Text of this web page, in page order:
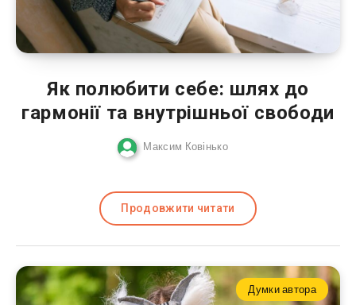
Як полюбити себе: шлях до
гармонії та внутрішньої свободи
Максим Ковінько
Продовжити читати
Думки автора